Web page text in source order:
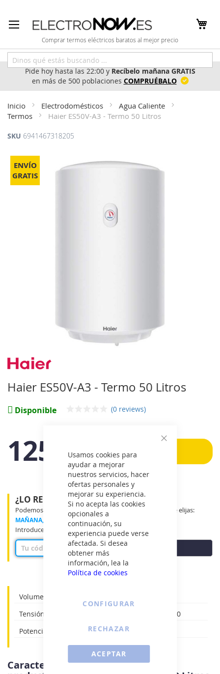
Usamos cookies para
ayudar a mejorar
nuestros servicios, hacer
ofertas personales y
mejorar su experiencia.
Si no acepta las cookies
opcionales a
continuación, su
experiencia puede verse
afectada. Si desea
obtener más
información, lea la
Política de cookies
ACEPTAR
CONFIGURAR
RECHAZAR
al
contenido
Comprar termos eléctricos baratos al mejor precio
Pide hoy hasta las 22:00 yRecíbelo mañana GRATIS
en más de 500 poblaciones COMPRUÉBALO
Inicio Electrodomésticos
Agua Caliente
Termos
Haier ES50V-A3 - Termo 50 Litros
Haier ES50V-A3 - Termo 50 Litros
Disponible (0 reviews)
125€
¿LO RECIBIRÉ MAÑANA?
Podemos entregar tu producto en el tramo horario que elijas:
MAÑANA, MEDIO DÍA o TARDE
Introduce tu código postal para ver disponibilidad
Volumen del depósito (lt): 50
Tensión nominal (V) / Frecuencia (HZ): 220-240/50
Potencia nominal (kW): 1.5
ENVÍO
GRATIS
SKU 6941467318205
Saltar
final
de
Saltar
al
de
galería
Características e información del